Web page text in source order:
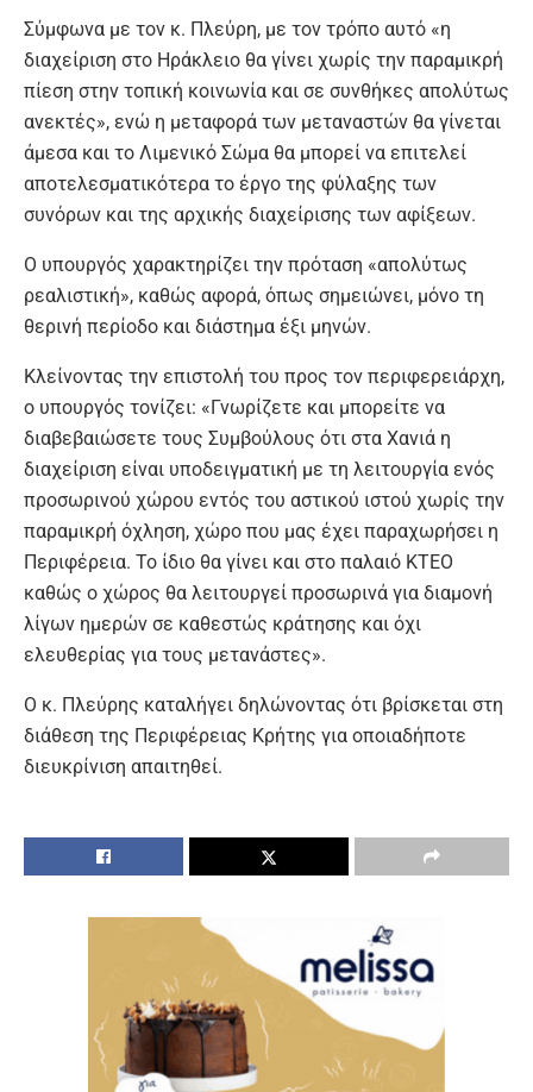
Σύμφωνα με τον κ. Πλεύρη, με τον τρόπο αυτό «η
διαχείριση στο Ηράκλειο θα γίνει χωρίς την παραμικρή
πίεση στην τοπική κοινωνία και σε συνθήκες απολύτως
ανεκτές», ενώ η μεταφορά των μεταναστών θα γίνεται
άμεσα και το Λιμενικό Σώμα θα μπορεί να επιτελεί
αποτελεσματικότερα το έργο της φύλαξης των
συνόρων και της αρχικής διαχείρισης των αφίξεων.
Ο υπουργός χαρακτηρίζει την πρόταση «απολύτως
ρεαλιστική», καθώς αφορά, όπως σημειώνει, μόνο τη
θερινή περίοδο και διάστημα έξι μηνών.
Κλείνοντας την επιστολή του προς τον περιφερειάρχη,
ο υπουργός τονίζει: «Γνωρίζετε και μπορείτε να
διαβεβαιώσετε τους Συμβούλους ότι στα Χανιά η
διαχείριση είναι υποδειγματική με τη λειτουργία ενός
προσωρινού χώρου εντός του αστικού ιστού χωρίς την
παραμικρή όχληση, χώρο που μας έχει παραχωρήσει η
Περιφέρεια. Το ίδιο θα γίνει και στο παλαιό ΚΤΕΟ
καθώς ο χώρος θα λειτουργεί προσωρινά για διαμονή
λίγων ημερών σε καθεστώς κράτησης και όχι
ελευθερίας για τους μετανάστες».
Ο κ. Πλεύρης καταλήγει δηλώνοντας ότι βρίσκεται στη
διάθεση της Περιφέρειας Κρήτης για οποιαδήποτε
διευκρίνιση απαιτηθεί.